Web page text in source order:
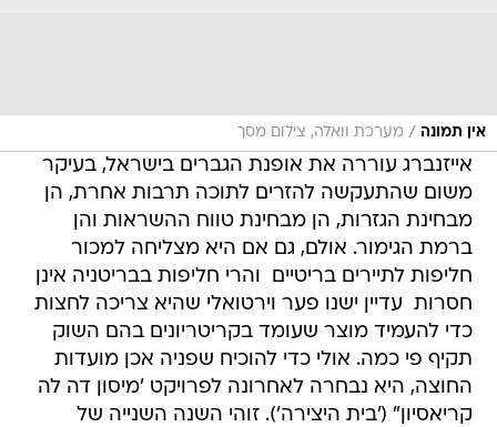
אין תמונה / מערכת וואלה, צילום מסך
אייזנברג עוררה את אופנת הגברים בישראל, בעיקר
משום שהתעקשה להזרים לתוכה תרבות אחרת, הן
מבחינת הגזרות, הן מבחינת טווח ההשראות והן
ברמת הגימור. אולם, גם אם היא מצליחה למכור
חליפות לתיירים בריטיים  והרי חליפות בבריטניה אינן
חסרות  עדיין ישנו פער וירטואלי שהיא צריכה לחצות
כדי להעמיד מוצר שעומד בקריטריונים בהם השוק
תקיף פי כמה. אולי כדי להוכיח שפניה אכן מועדות
החוצה, היא נבחרה לאחרונה לפרויקט 'מיסון דה לה
קריאסיון" ('בית היצירה'). זוהי השנה השנייה של